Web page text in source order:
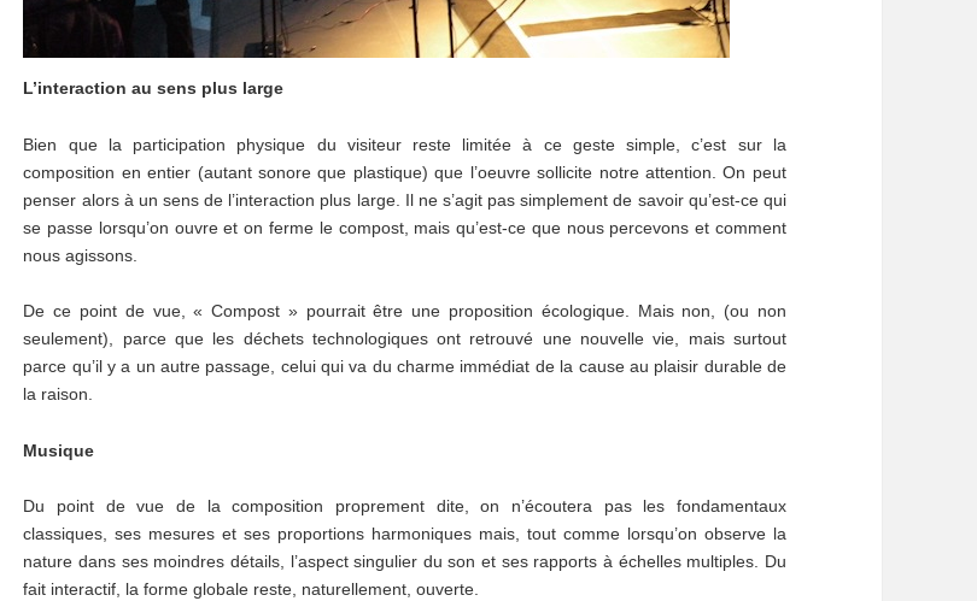
L’interaction au sens plus large
Bien que la participation physique du visiteur reste limitée à ce geste simple, c’est sur la
composition en entier (autant sonore que plastique) que l’oeuvre sollicite notre attention. On peut
penser alors à un sens de l’interaction plus large. Il ne s’agit pas simplement de savoir qu’est-ce qui
se passe lorsqu’on ouvre et on ferme le compost, mais qu’est-ce que nous percevons et comment
nous agissons.
De ce point de vue, « Compost » pourrait être une proposition écologique. Mais non, (ou non
seulement), parce que les déchets technologiques ont retrouvé une nouvelle vie, mais surtout
parce qu’il y a un autre passage, celui qui va du charme immédiat de la cause au plaisir durable de
la raison.
Musique
Du point de vue de la composition proprement dite, on n’écoutera pas les fondamentaux
classiques, ses mesures et ses proportions harmoniques mais, tout comme lorsqu’on observe la
nature dans ses moindres détails, l’aspect singulier du son et ses rapports à échelles multiples. Du
fait interactif, la forme globale reste, naturellement, ouverte.